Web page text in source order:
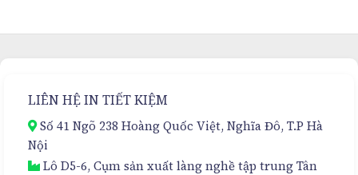
Nám
Hoàn
Trọng
Cấp
LIÊN HỆ IN TIẾT KIỆM
Số 41 Ngõ 238 Hoàng Quốc Việt, Nghĩa Đô, T.P Hà
Nội
Lô D5-6, Cụm sản xuất làng nghề tập trung Tân